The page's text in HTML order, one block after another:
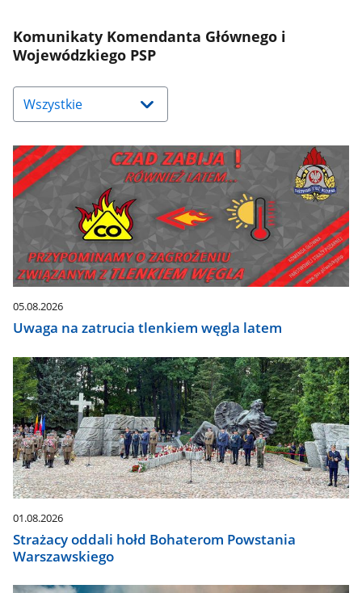
Komunikaty Komendanta Głównego i
Wojewódzkiego PSP
Naciśnij
strzałkę
w
aby
wybrać
odpowiednią
pozycję.
zaktualizują
się
automatycznie.
05.08.2026
Uwaga na zatrucia tlenkiem węgla latem
01.08.2026
Strażacy oddali hołd Bohaterom Powstania
Warszawskiego